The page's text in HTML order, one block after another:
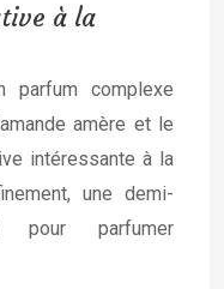
à la
parfum complexe
amère et le
intéressante à la
une demi-
pour parfumer